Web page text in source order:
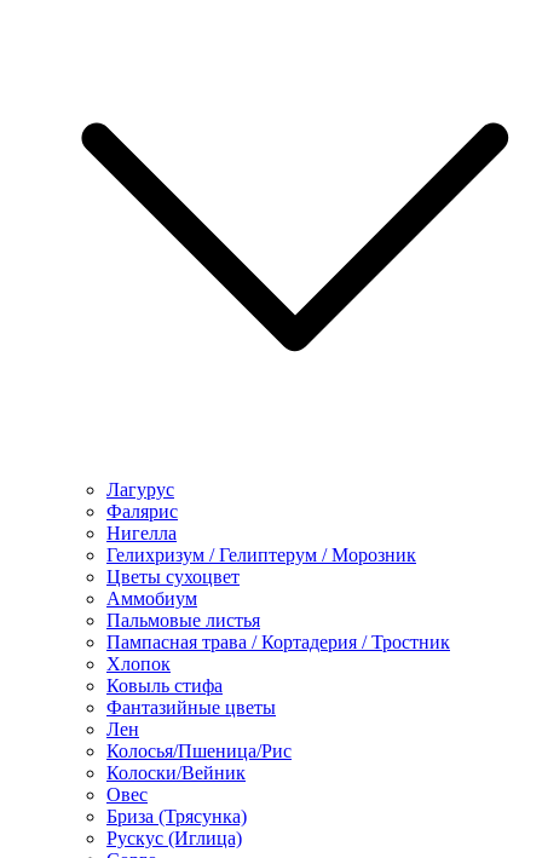
Лагурус
Фалярис
Нигелла
Гелихризум / Гелиптерум / Морозник
Цветы сухоцвет
Аммобиум
Пальмовые листья
Пампасная трава / Кортадерия / Тростник
Хлопок
Ковыль стифа
Фантазийные цветы
Лен
Колосья/Пшеница/Рис
Колоски/Вейник
Овес
Бриза (Трясунка)
Рускус (Иглица)